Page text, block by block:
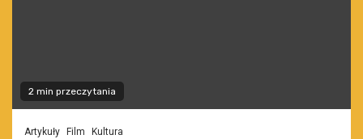
2 min przeczytania
Artykuły Film Kultura